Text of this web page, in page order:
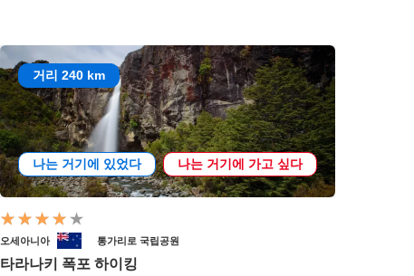
거리 240 km
나는 거기에 있었다 나는 거기에 가고 싶다
오세아니아 통가리로 국립공원
타라나키 폭포 하이킹